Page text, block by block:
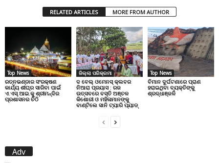
RELATED ARTICLES MORE FROM AUTHOR
Top News
ରତ୍ନଭଣ୍ଡାର ସଂରକ୍ଷଣ
କାର୍ଯ୍ୟ ଶୀଘ୍ର ସାରିବା ପାଇଁ
ଏ.ଏସ୍.ଆଇ.କୁ ଶ୍ରୀମନ୍ଦିର
ପ୍ରଶାସନର ଚିଠି
ଜିଲ୍ଲା ପରିକ୍ରମା
ଦ ବେଲ୍ ଓମେନସ୍ କ୍ଲବର
ନିଆରା ପ୍ରୟାସ : ରଜ
ଉତ୍ସବରେ ବସ୍ତି ଅଞ୍ଚଳ
କିଶୋରୀ ଓ ମହିଳାମାନଙ୍କୁ
ବାଣ୍ଟିଲେ ସାନି ଟ୍ୟାରି ପ୍ୟାଡ୍
Top News
ବିମାନ ଦୁର୍ଘଟଣାରେ ପ୍ରାଣ
ହରାଇଥିବା ବ୍ୟକ୍ତିଙ୍କୁ
ଶ୍ରଦ୍ଧାଞ୍ଜଳି
Adv